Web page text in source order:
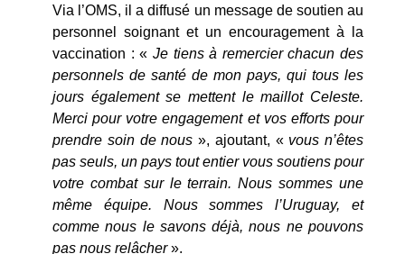
Via l’OMS, il a diffusé un message de soutien au
personnel soignant et un encouragement à la
vaccination : « Je tiens à remercier chacun des
personnels de santé de mon pays, qui tous les
jours également se mettent le maillot Celeste.
Merci pour votre engagement et vos efforts pour
prendre soin de nous », ajoutant, « vous n’êtes
pas seuls, un pays tout entier vous soutiens pour
votre combat sur le terrain. Nous sommes une
même équipe. Nous sommes l’Uruguay, et
comme nous le savons déjà, nous ne pouvons
pas nous relâcher».